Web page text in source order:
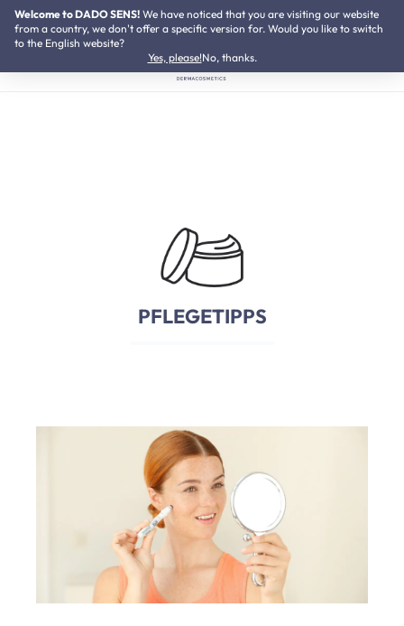
Zum Hauptinhalt springen
Welcome to DADO SENS! We have noticed that you are visiting our website
from a country, we don't offer a specific version for. Would you like to switch
to the English website?
Yes, please!No, thanks.
SUMMER SALE:Bis zu 50% Preisvorteil
PFLEGETIPPS